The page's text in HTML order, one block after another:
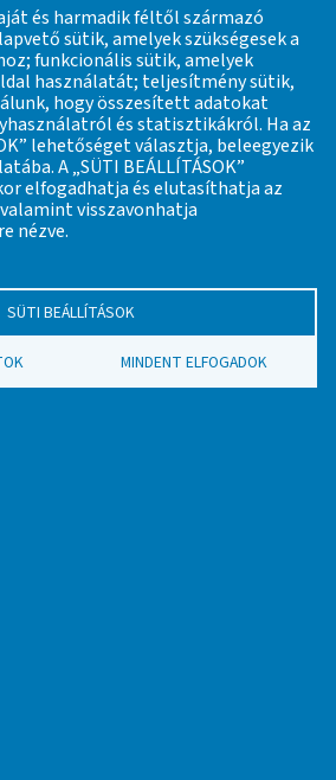
2022) néprajzkutató
iparrégészeti témájú
OLVASOM
- 1991) néprajzkutató iparrégészeti
OLVASOM
megyei Pusztakovácsi
és harmadik féltől származó
sütik, amelyek szükségesek a
funkcionális sütik, amelyek
használatát; teljesítmény sütik,
hogy összesített adatokat
és statisztikákról. Ha az
lehetőséget választja, beleegyezik
A „SÜTI BEÁLLÍTÁSOK”
elfogadhatja és elutasíthatja az
visszavonhatja
nézve.
SÜTI BEÁLLÍTÁSOK
MINDENT ELFOGADOK